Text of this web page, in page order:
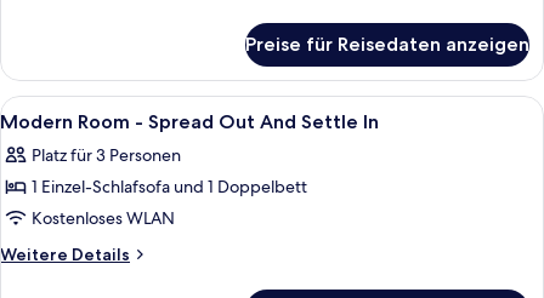
Extra
Space
anzeigen
Comfort
With
A
Extra
Space
Preise für Reisedaten anzeigen
Alle
Fotos
für
Modern
Room
-
Schallisolierte Zimmer, kostenloses
11
Modern Room - Spread Out And Settle In
Platz für 3 Personen
1 Einzel-Schlafsofa und 1 Doppelbett
Kostenloses WLAN
Weitere Details
Weitere